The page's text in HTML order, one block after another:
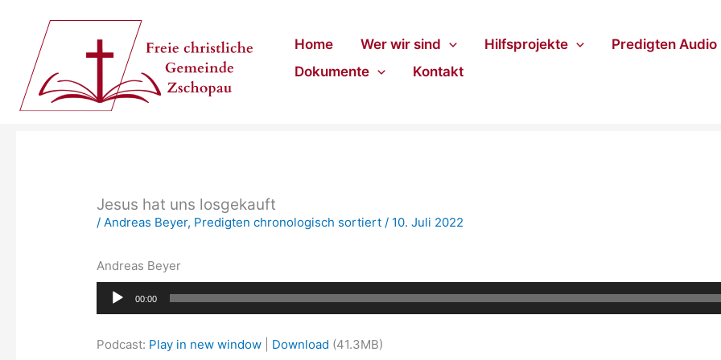
springen
Home Wer wir sind Hilfsprojekte Predigten Audio
Dokumente
Kontakt
Jesus hat uns losgekauft
/ Andreas Beyer, Predigten chronologisch sortiert / 10. Juli 2022
Andreas Beyer
Audio-
Player
00:00
Podcast: Play in new window Download (41.3MB)